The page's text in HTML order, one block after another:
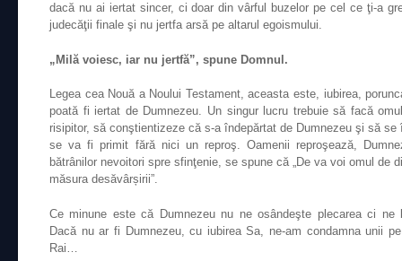
dacă nu ai iertat sincer, ci doar din vârful buzelor pe cel ce ţi-a
judecăţii finale şi nu jertfa arsă pe altarul egoismului.
„Milă voiesc, iar nu jertfă”, spune Domnul.
Legea cea Nouă a Noului Testament, aceasta este, iubirea,
poată fi iertat de Dumnezeu. Un singur lucru trebuie să facă
risipitor, să conştientizeze că s-a îndepărtat de Dumnezeu şi să
se va fi primit fără nici un reproş. Oamenii reproşează,
bătrânilor nevoitori spre sfinţenie, se spune că „De va voi omul de
măsura desăvârșirii”.
Ce minune este că Dumnezeu nu ne osândeşte plecarea ci ne
Dacă nu ar fi Dumnezeu, cu iubirea Sa, ne-am condamna unii
Rai…